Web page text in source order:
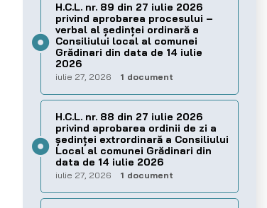
H.C.L. nr. 89 din 27 iulie 2026
privind aprobarea procesului –
verbal al şedinţei ordinară a
Consiliului local al comunei
Grădinari din data de 14 iulie
2026
iulie 27, 2026 1 document
H.C.L. nr. 88 din 27 iulie 2026
privind aprobarea ordinii de zi a
şedinţei extrordinară a Consiliului
Local al comunei Grădinari din
data de 14 iulie 2026
iulie 27, 2026 1 document